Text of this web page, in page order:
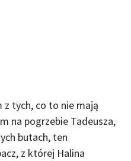
z tych, co to nie mają
na pogrzebie Tadeusza,
butach, ten
z której Halina